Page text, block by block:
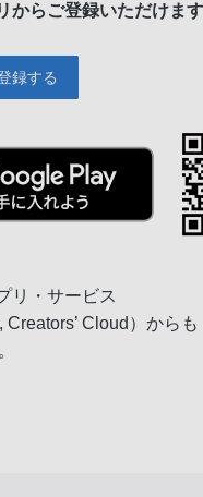
からご登録いただけま
録する
リ・サービス
Cloud）からも